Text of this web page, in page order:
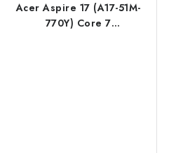
Acer Aspire 17 (A17-51M-
770Y) Core 7